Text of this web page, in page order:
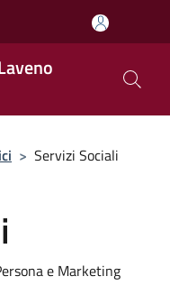
> Servizi Sociali
e Marketing